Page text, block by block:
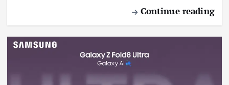
Continue reading